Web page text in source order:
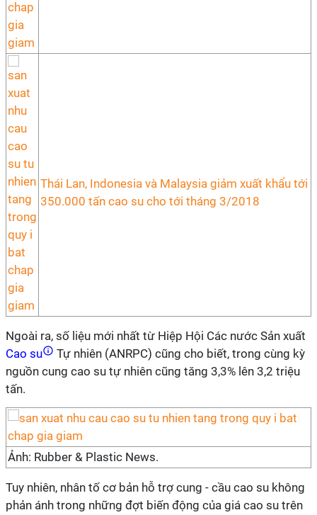
Thái Lan, Indonesia và Malaysia giảm xuất khẩu tới
350.000 tấn cao su cho tới tháng 3/2018
Ngoài ra, số liệu mới nhất từ Hiệp Hội Các nước Sản xuất
Cao su
Tự nhiên (ANRPC) cũng cho biết, trong cùng kỳ
nguồn cung cao su tự nhiên cũng tăng 3,3% lên 3,2 triệu
tấn.
Ảnh: Rubber & Plastic News.
Tuy nhiên, nhân tố cơ bản hỗ trợ cung - cầu cao su không
phản ánh trong những đợt biến động của giá cao su trên